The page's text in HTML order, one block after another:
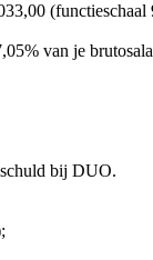
van je
bij DUO.